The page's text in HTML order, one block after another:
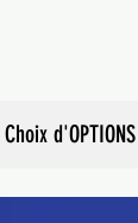
Choix d'OPTIONS